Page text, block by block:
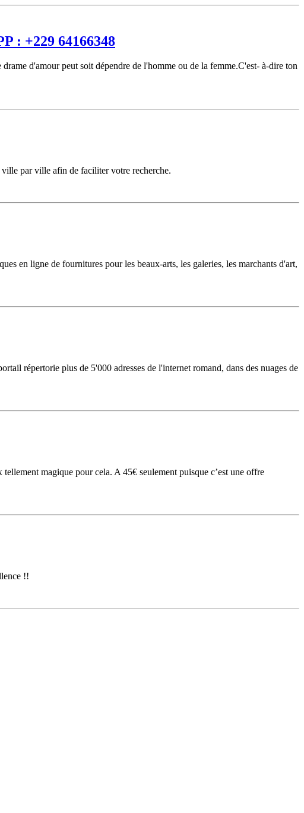
: +229 64166348
d'amour peut soit dépendre de l'homme ou de la femme.C'est- à-dire ton
ville par ville afin de faciliter votre recherche.
en ligne de fournitures pour les beaux-arts, les galeries, les marchants d'art,
répertorie plus de 5'000 adresses de l'internet romand, dans des nuages de
magique pour cela. A 45€ seulement puisque c’est une offre
!!